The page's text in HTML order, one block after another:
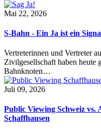
Mai 22, 2026
S-Bahn - Ein Ja ist ein
Vertreterinnen und Vertreter
Zivilgesellschaft haben heute
Bahnknoten…
Juli 09, 2026
Public Viewing Schweiz vs.
Schaffhausen